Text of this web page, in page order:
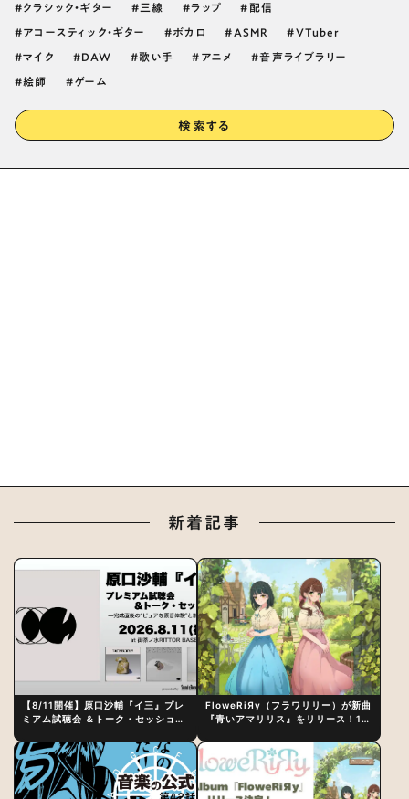
クラシック・ギター 三線 ラップ 配信
アコースティック・ギター ボカロ ASMR VTuber
マイク DAW 歌い手 アニメ 音声ライブラリー
絵師 ゲーム
検索する
新着記事
【8/11開催】原口沙輔『イ三』プレ
ミアム試聴会 ＆トーク・セッション
制作秘話
FloweRiЯy（フラワリリー）が新曲
『青いアマリリス』をリリース！1st